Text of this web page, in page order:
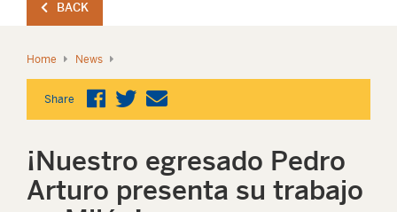
BACK
Home News
Share
¡Nuestro egresado Pedro
Arturo presenta su trabajo